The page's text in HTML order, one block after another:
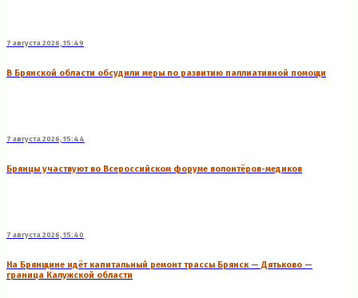
7 августа 2026, 15:49
В Брянской области обсудили меры по развитию паллиативной помощи
7 августа 2026, 15:44
Брянцы участвуют во Всероссийском форуме волонтёров-медиков
7 августа 2026, 15:40
На Брянщине идёт капитальный ремонт трассы Брянск — Дятьково —
граница Калужской области